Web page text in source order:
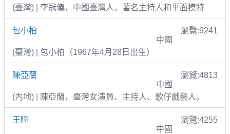
(臺灣) | 李冠儀，中國臺灣人，著名主持人和平面模特
包小柏
瀏覽:9241
中國
(臺灣) | 包小柏（1967年4月28日出生）
陳亞蘭
瀏覽:4813
中國
(內地) | 陳亞蘭，臺灣女演員、主持人、歌仔戲藝人。
王瞳
瀏覽:4255
中國